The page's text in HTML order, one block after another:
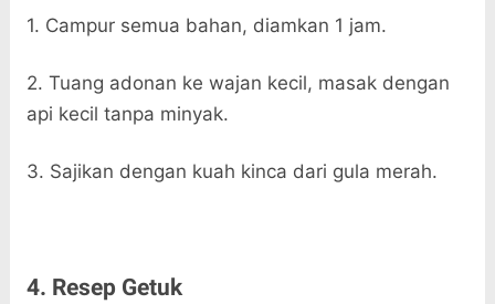
1. Campur semua bahan, diamkan 1 jam.
2. Tuang adonan ke wajan kecil, masak dengan
api kecil tanpa minyak.
3. Sajikan dengan kuah kinca dari gula merah.
4. Resep Getuk